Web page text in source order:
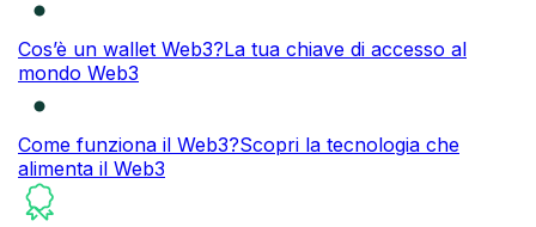
Cos’è un wallet Web3?La tua chiave di accesso al
mondo Web3
Come funziona il Web3?Scopri la tecnologia che
alimenta il Web3